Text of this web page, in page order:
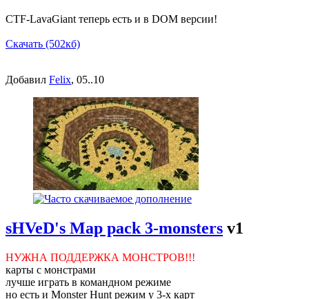
CTF-LavaGiant теперь есть и в DOM версии!
Скачать (502кб)
Добавил Felix, 05..10
sHVeD's Map pack 3-monsters v1
НУЖНА ПОДДЕРЖКА МОНСТРОВ!!!
карты с монстрами
лучше играть в командном режиме
но есть и Monster Hunt режим у 3-х карт